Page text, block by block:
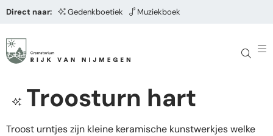
Direct naar: Gedenkboetiek Muziekboek
Troosturn hart
Troost urntjes zijn kleine keramische kunstwerkjes welke